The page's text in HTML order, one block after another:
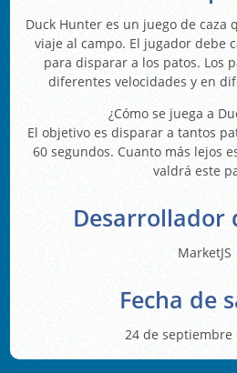
Duck Hunter es un juego de caza
viaje al campo. El jugador debe
para disparar a los patos. Los
diferentes velocidades y en
¿Cómo se juega a
El objetivo es disparar a tantos
60 segundos. Cuanto más lejos
valdrá este
Desarrollador
MarketJS
Fecha de
24 de septiembre